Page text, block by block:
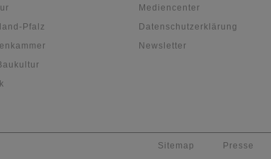
Pfalz
Mediencenter
Datenschutzerklärung
Newsletter
Sitemap Presse